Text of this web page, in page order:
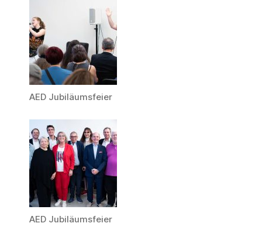
AED Jubiläumsfeier
AED Jubiläumsfeier